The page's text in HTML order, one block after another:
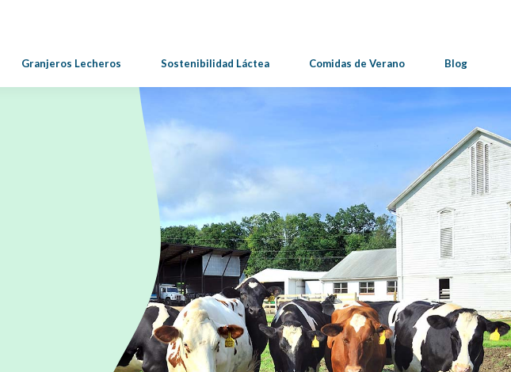
Beneficios De Los Lácteos Para
Para La Salud, Fuentes y
Beneficios, Fuentes y Consejos
Granjeros Lecheros Sostenibilidad Láctea Comidas de Verano Blog